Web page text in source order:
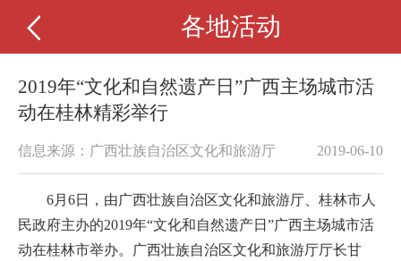
各地活动
2019年“文化和自然遗产日”广西主场城市活
动在桂林精彩举行
信息来源：广西壮族自治区文化和旅游厅 2019-06-10
6月6日，由广西壮族自治区文化和旅游厅、桂林市人
民政府主办的2019年“文化和自然遗产日”广西主场城市活
动在桂林市举办。广西壮族自治区文化和旅游厅厅长甘